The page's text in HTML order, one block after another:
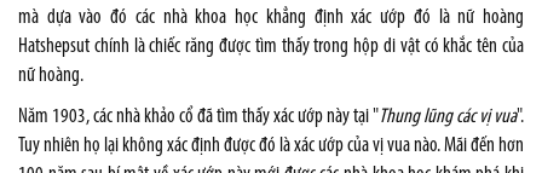
mà dựa vào đó các nhà khoa học khẳng định xác ướp đó là nữ hoàng
Hatshepsut chính là chiếc răng được tìm thấy trong hộp di vật có khắc tên của
nữ hoàng.
Năm 1903, các nhà khảo cổ đã tìm thấy xác ướp này tại "Thung lũng các vị vua".
Tuy nhiên họ lại không xác định được đó là xác ướp của vị vua nào. Mãi đến hơn